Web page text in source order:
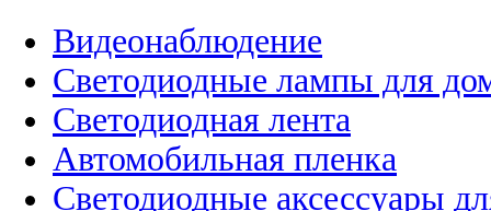
Видеонаблюдение
Светодиодные лампы для
Светодиодная лента
Автомобильная пленка
Светодиодные аксессуары